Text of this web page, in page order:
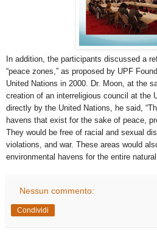
In addition, the participants discussed a
“peace zones,” as proposed by UPF
United Nations in 2000. Dr. Moon, at the
creation of an interreligious council at the
directly by the United Nations, he said,
havens that exist for the sake of peace,
They would be free of racial and sexual
violations, and war. These areas would
environmental havens for the entire natural
Nessun commento:
Condividi